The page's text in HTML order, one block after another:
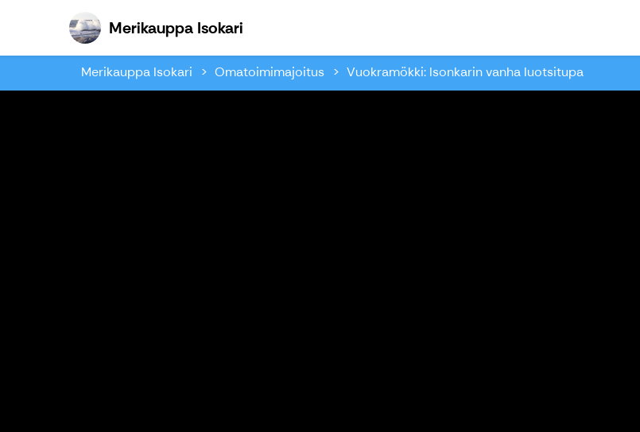
Merikauppa Isokari
Merikauppa Isokari Omatoimimajoitus Vuokramökki: Isonkarin vanha luotsitupa